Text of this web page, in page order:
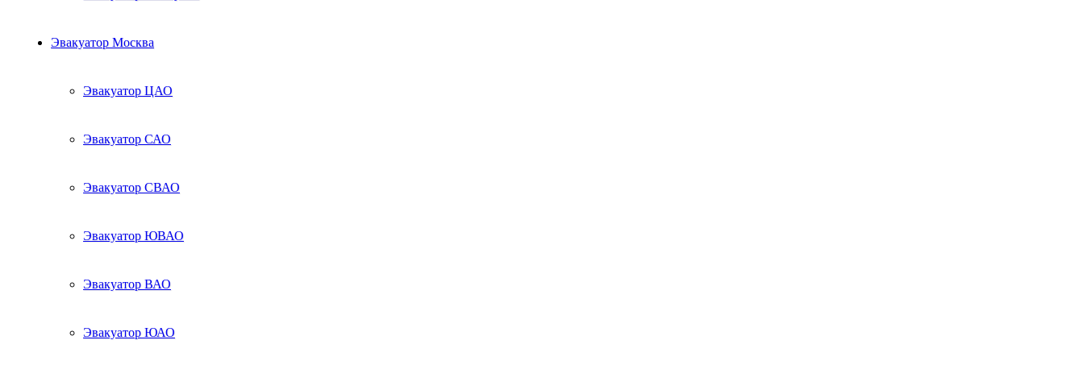
Эвакуатор Москва
Эвакуатор ЦАО
Эвакуатор САО
Эвакуатор СВАО
Эвакуатор ЮВАО
Эвакуатор ВАО
Эвакуатор ЮАО